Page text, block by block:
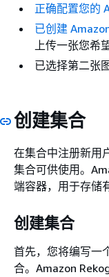
正确配置您的
已创建
上传一张您希
已选择第二张
创建集合
在集合中注册新用
集合可供使用。
端容器，用于存储
创建集合
首先，您将编写一
合。Amazon